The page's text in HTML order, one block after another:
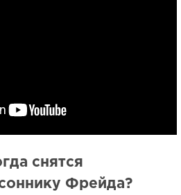
снятся
Фрейда?